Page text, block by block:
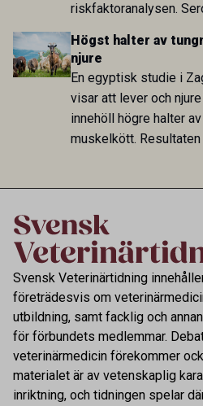
riskfaktoranalysen.
hög i Zarqa och
annat stallhållning.
har exponerats för
fungerar som
smittspridning.
Högst halter av
njure
En egyptisk studie i
visar att lever och
innehöll högre halter
muskelkött.
Svensk Veterinärtidning
företrädesvis om
utbildning, samt facklig och
för förbundets medlemmar.
veterinärmedicin förekommer
materialet är av vetenskaplig
inriktning, och tidningen spelar